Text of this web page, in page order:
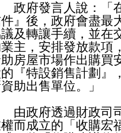
府發言人說：「在
』後，政府會盡最
及轉讓手續，並在
主，安排發放款項
房屋市場作出購買
『特設銷售計劃』
助出售單位。」
政府透過財政司司
而成立的「收購宏